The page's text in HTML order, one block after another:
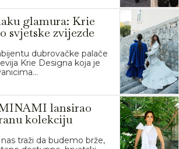
glamura: Krie
svjetske zvijezde
dubrovačke palače
Krie Designa koja je
lansirao
kolekciju
traži da budemo brže,